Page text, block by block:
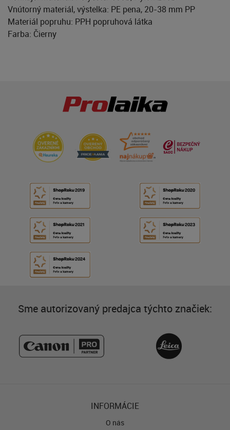
Vnútorný materiál, výstelka: PE pena, 20-38 mm PP
Materiál popruhu: PPH popruhová látka
Farba: Čierny
Sme autorizovaný predajca týchto značiek:
INFORMÁCIE
O nás